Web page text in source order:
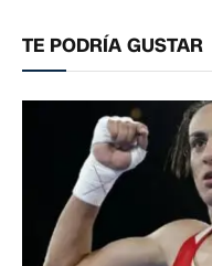
TE PODRÍA GUSTAR